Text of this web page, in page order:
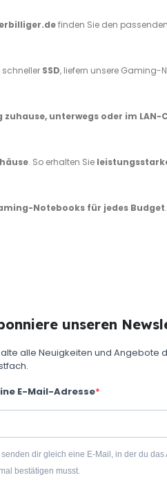
finden Sie den passenden
SSD, liefern unsere Gaming-
zuhause, unterwegs oder im LAN-
. So erhalten Sie
Notebooks für jedes Budget.
unseren
alle Neuigkeiten und Angebote
E-Mail-Adresse
senden dir gleich eine E-Mail, in der du das
bestätigen musst.